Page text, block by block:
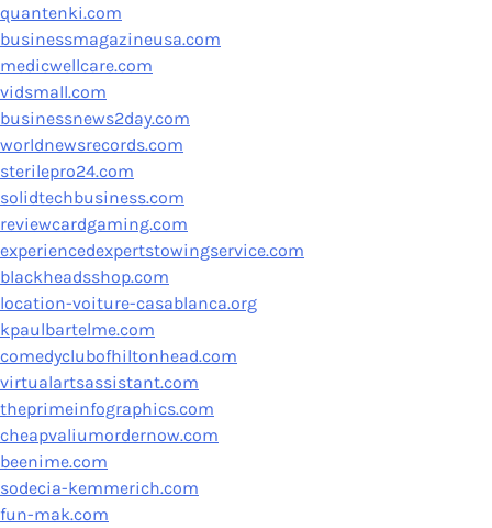
quantenki.com
businessmagazineusa.com
medicwellcare.com
vidsmall.com
businessnews2day.com
worldnewsrecords.com
sterilepro24.com
solidtechbusiness.com
reviewcardgaming.com
experiencedexpertstowingservice.com
blackheadsshop.com
location-voiture-casablanca.org
kpaulbartelme.com
comedyclubofhiltonhead.com
virtualartsassistant.com
theprimeinfographics.com
cheapvaliumordernow.com
beenime.com
sodecia-kemmerich.com
fun-mak.com